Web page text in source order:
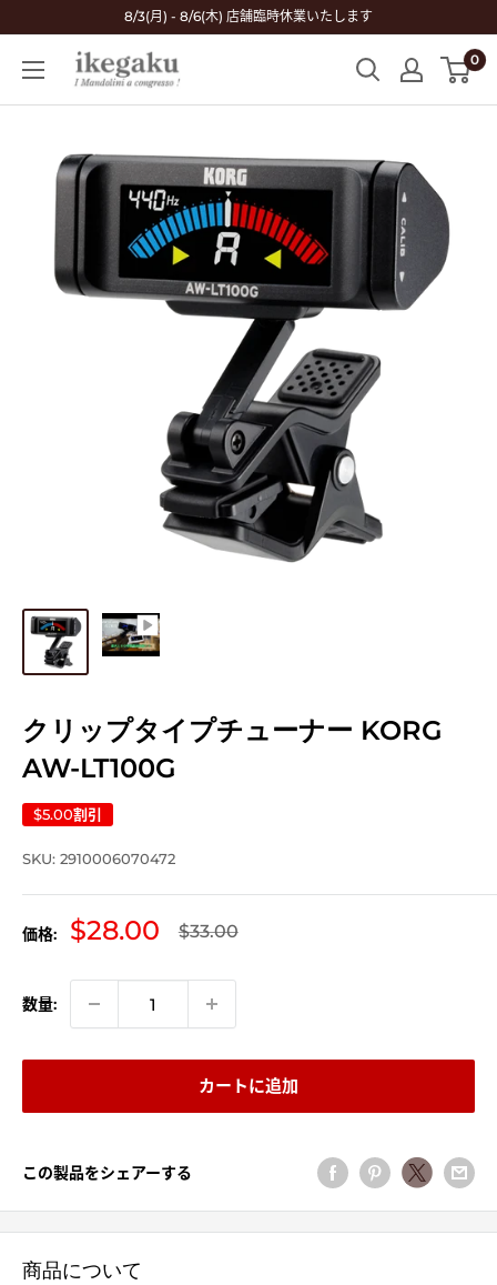
ン
8/3(月) - 8/6(木) 店舗臨時休業いたします
Mandolin
&
Shop
ikegaku
0
クリップタイプチューナー KORG
AW-LT100G
$5.00割引
SKU: 2910006070472
価格:
販
価
格
$28.00
通
格
$33.00
数量:
カートに追加
この製品をシェアーする
商品について